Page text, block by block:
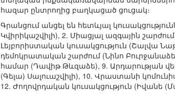
հազար ընտրողից բաղկացած ցուցակ։
Գրանցում անցել են հետևյալ
Կվիրիկաշվիլի), 2. Միացյալ ազգային
Լեյբորիստական կուսակցություն (Շալվա
դեմոկրատական շարժում (Նինո
համար (Դավիթ Թևզաձե), 9. Արդարության
(Գելա) Սալուաշվիլի), 10. Վրաստանի
12. Ժողովրդական կուսակցություն